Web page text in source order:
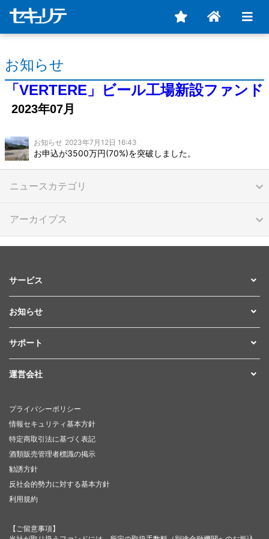
お知らせ
「VERTERE」ビール工場新設ファンド
2023年07月
お知らせ 2023年7月12日 16:43
お申込が3500万円(70%)を突破しました。
ニュースカテゴリ
アーカイブス
サービス
お知らせ
サポート
運営会社
プライバシーポリシー
情報セキュリティ基本方針
特定商取引法に基づく表記
酒類販売管理者標識の掲示
勧誘方針
反社会的勢力に対する基本方針
利用規約
【ご留意事項】